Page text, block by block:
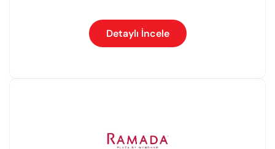
Detaylı İncele